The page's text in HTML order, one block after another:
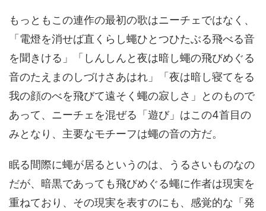
もっともこの連作の最初の歌はニーチェではなく、
「電燈を消せば直くらし蠅ひとつひたぶる飛べる音
を聞きける」「しんしんと夜は暗し蠅の飛びめぐる
音のたえまのしづけさあはれ」「夜は暗し寝てをる
我の顔のべを飛びて遠そく蠅の寂しさ」とのもので
あって、ニーチェを混ぜる「遊び」はこの4首目の
みとなり、主要なモチーフは蠅の音の方だ。
眠る間際に蠅が居るというのは、うるさいものなの
だが、暗黒であっても飛びめぐる蠅に作者は現実を
重ねており、その現実を表すのにも、感覚的な「発